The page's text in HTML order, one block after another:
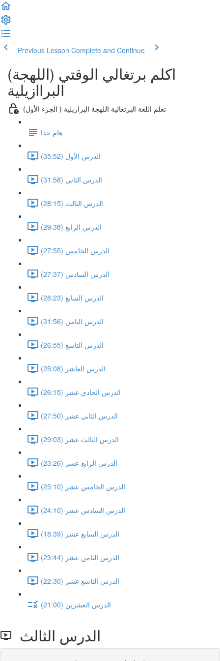
Previous Lesson Complete and Continue
(اكلم برتغالي الوقتي (اللهجة
البراازيلية
(تعلم اللغة البرتغالية اللهجة البرازيلية ( الجزء الأول
هام جدا
الدرس الأول (35:52)
الدرس الثاني (31:58)
الدرس الثالث (28:15)
الدرس الرابع (29:38)
الدرس الخامس (27:55)
الدرس السادس (27:37)
الدرس السابع (28:23)
الدرس الثامن (31:56)
الدرس التاسع (26:55)
الدرس العاشر (25:08)
الدرس الحادي عشر (26:15)
الدرس الثاني عشر (27:50)
الدرس الثالث عشر (29:03)
الدرس الرابع عشر (23:26)
الدرس الخامس عشر (25:10)
الدرس السادس عشر (24:10)
الدرس السابع عشر (18:39)
الدرس الثامن عشر (23:44)
الدرس التاسع عشر (22:30)
الدرس العشرين (21:00)
الدرس الثالث